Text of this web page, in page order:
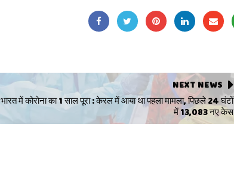
NEXT NEWS
भारत में कोरोना का 1 साल पूरा : केरल में आया था पहला मामला, पिछले 24 घंटों
में 13,083 नए केस